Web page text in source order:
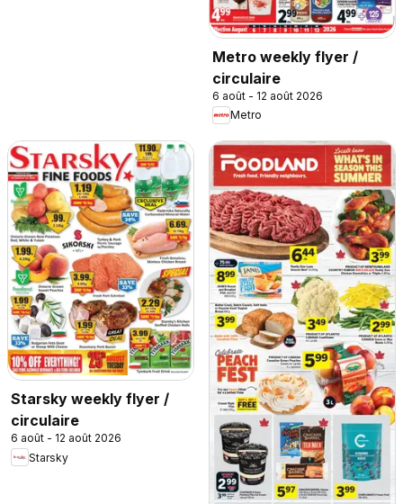
Metro weekly flyer /
circulaire
6 août - 12 août 2026
Metro
Starsky weekly flyer /
circulaire
6 août - 12 août 2026
Starsky